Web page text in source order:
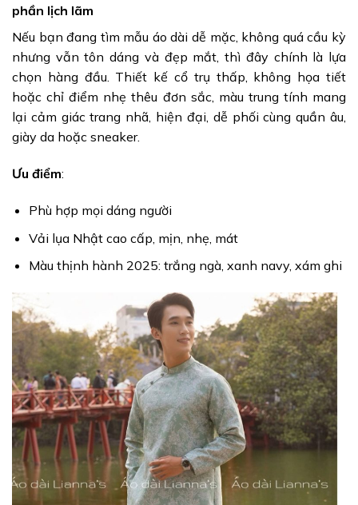
phần lịch lãm
Nếu bạn đang tìm mẫu áo dài dễ mặc, không quá cầu kỳ
nhưng vẫn tôn dáng và đẹp mắt, thì đây chính là lựa
chọn hàng đầu. Thiết kế cổ trụ thấp, không họa tiết
hoặc chỉ điểm nhẹ thêu đơn sắc, màu trung tính mang
lại cảm giác trang nhã, hiện đại, dễ phối cùng quần âu,
giày da hoặc sneaker.
Ưu điểm:
Phù hợp mọi dáng người
Vải lụa Nhật cao cấp, mịn, nhẹ, mát
Màu thịnh hành 2025: trắng ngà, xanh navy, xám ghi